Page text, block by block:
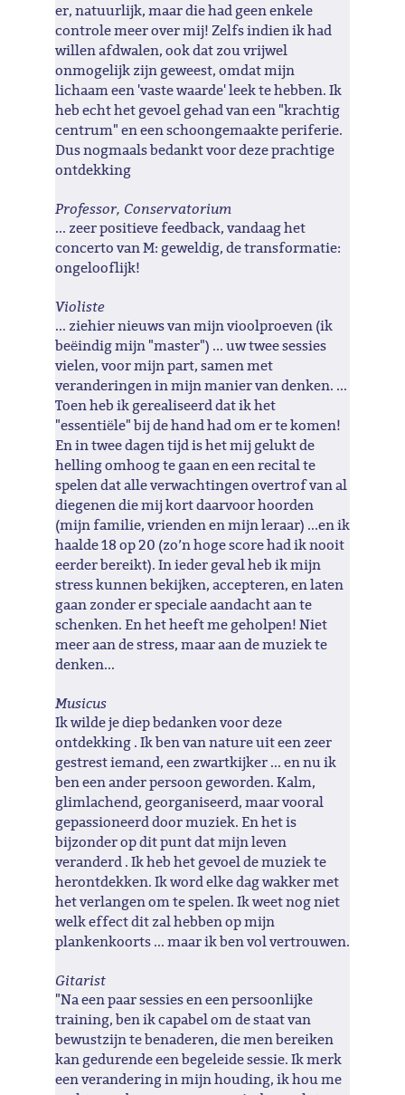
er, natuurlijk, maar die had geen enkele
controle meer over mij! Zelfs indien ik had
willen afdwalen, ook dat zou vrijwel
onmogelijk zijn geweest, omdat mijn
lichaam een 'vaste waarde' leek te hebben. Ik
heb echt het gevoel gehad van een "krachtig
centrum" en een schoongemaakte periferie.
Dus nogmaals bedankt voor deze prachtige
ontdekking
Professor, Conservatorium
... zeer positieve feedback, vandaag het
concerto van M: geweldig, de transformatie:
ongelooflijk!
Violiste
... ziehier nieuws van mijn vioolproeven (ik
beëindig mijn "master") ... uw twee sessies
vielen, voor mijn part, samen met
veranderingen in mijn manier van denken. ...
Toen heb ik gerealiseerd dat ik het
"essentiële" bij de hand had om er te komen!
En in twee dagen tijd is het mij gelukt de
helling omhoog te gaan en een recital te
spelen dat alle verwachtingen overtrof van al
diegenen die mij kort daarvoor hoorden
(mijn familie, vrienden en mijn leraar) ...en ik
haalde 18 op 20 (zo’n hoge score had ik nooit
eerder bereikt). In ieder geval heb ik mijn
stress kunnen bekijken, accepteren, en laten
gaan zonder er speciale aandacht aan te
schenken. En het heeft me geholpen! Niet
meer aan de stress, maar aan de muziek te
denken...
Musicus
Ik wilde je diep bedanken voor deze
ontdekking . Ik ben van nature uit een zeer
gestrest iemand, een zwartkijker ... en nu ik
ben een ander persoon geworden. Kalm,
glimlachend, georganiseerd, maar vooral
gepassioneerd door muziek. En het is
bijzonder op dit punt dat mijn leven
veranderd . Ik heb het gevoel de muziek te
herontdekken. Ik word elke dag wakker met
het verlangen om te spelen. Ik weet nog niet
welk effect dit zal hebben op mijn
plankenkoorts ... maar ik ben vol vertrouwen.
Gitarist
"Na een paar sessies en een persoonlijke
training, ben ik capabel om de staat van
bewustzijn te benaderen, die men bereiken
kan gedurende een begeleide sessie. Ik merk
een verandering in mijn houding, ik hou me